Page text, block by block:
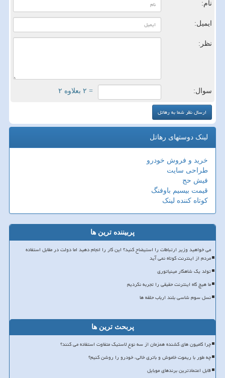
نام:
ایمیل:
نظر:
سوال: = ۲ بعلاوه ۲
لینک دوستهای رهاتل
خرید و فروش خودرو
طراحی سایت
فیش حج
قیمت بیسیم باوفنگ
کوتاه کننده لینک
پربیننده ترین ها
می خواهید وزیر ارتباطات را استیضاح کنید؟ این کار را انجام دهید اما دولت در مقابل استفاده
مردم از اینترنت کوتاه نمی آید
تولد یک شاهکار مینیاتوری
ما هیچ گاه اینترنت حقیقی را تجربه نکردیم
نسل سوم شاسی بلند ارباب حلقه ها
پربحث ترین ها
چرا کامیون های کشنده همزمان از سه نوع لاستیک متفاوت استفاده می کنند؟
چه طور با ریموت خاموش و باتری خالی، خودرو را روشن کنیم؟
قابل اعتمادترین برندهای موبایل